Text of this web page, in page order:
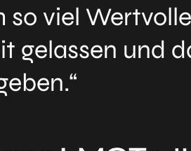
viel
gelassen und